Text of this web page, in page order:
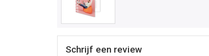
Schrijf een review